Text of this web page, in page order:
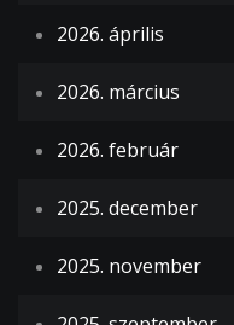
2026. április
2026. március
2026. február
2025. december
2025. november